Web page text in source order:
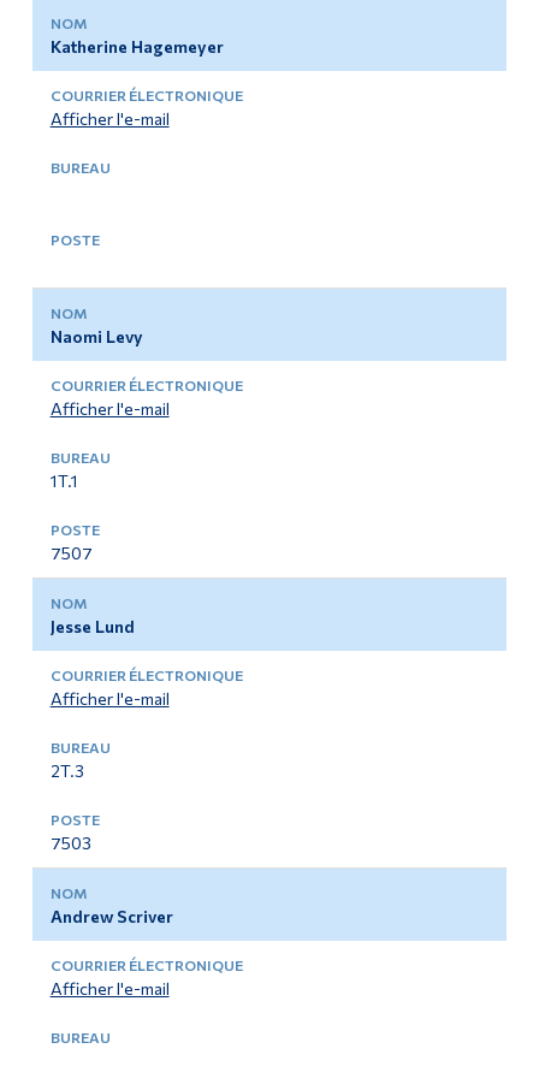
Katherine Hagemeyer
Afficher l'e-mail
Naomi Levy
Afficher l'e-mail
1T.1
7507
Jesse Lund
Afficher l'e-mail
2T.3
7503
Andrew Scriver
Afficher l'e-mail